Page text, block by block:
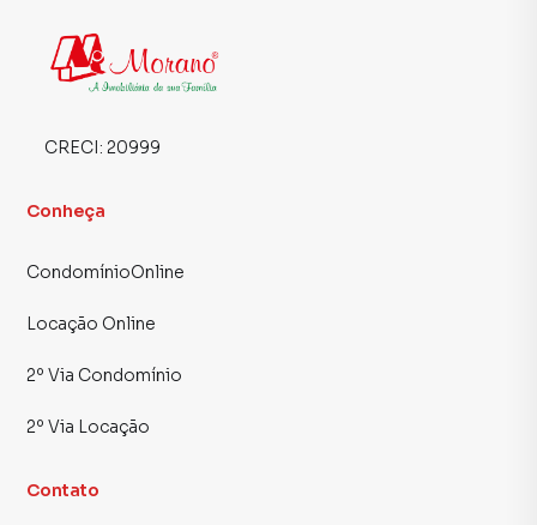
CRECI: 20999
Conheça
CondomínioOnline
Locação Online
2º Via Condomínio
2º Via Locação
Contato